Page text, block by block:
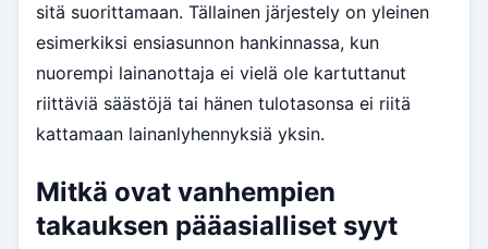
sitä suorittamaan. Tällainen järjestely on yleinen
esimerkiksi ensiasunnon hankinnassa, kun
nuorempi lainanottaja ei vielä ole kartuttanut
riittäviä säästöjä tai hänen tulotasonsa ei riitä
kattamaan lainanlyhennyksiä yksin.
Mitkä ovat vanhempien
takauksen pääasialliset syyt